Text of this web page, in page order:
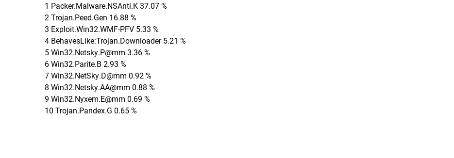
1 Packer.Malware.NSAnti.K 37.07 %
2 Trojan.Peed.Gen 16.88 %
3 Exploit.Win32.WMF-PFV 5.33 %
4 BehavesLike:Trojan.Downloader 5.21 %
5 Win32.Netsky.P@mm 3.36 %
6 Win32.Parite.B 2.93 %
7 Win32.NetSky.D@mm 0.92 %
8 Win32.Netsky.AA@mm 0.88 %
9 Win32.Nyxem.E@mm 0.69 %
10 Trojan.Pandex.G 0.65 %